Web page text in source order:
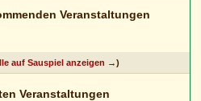
Veranstaltungen
auf Sauspiel anzeigen →)
Veranstaltungen